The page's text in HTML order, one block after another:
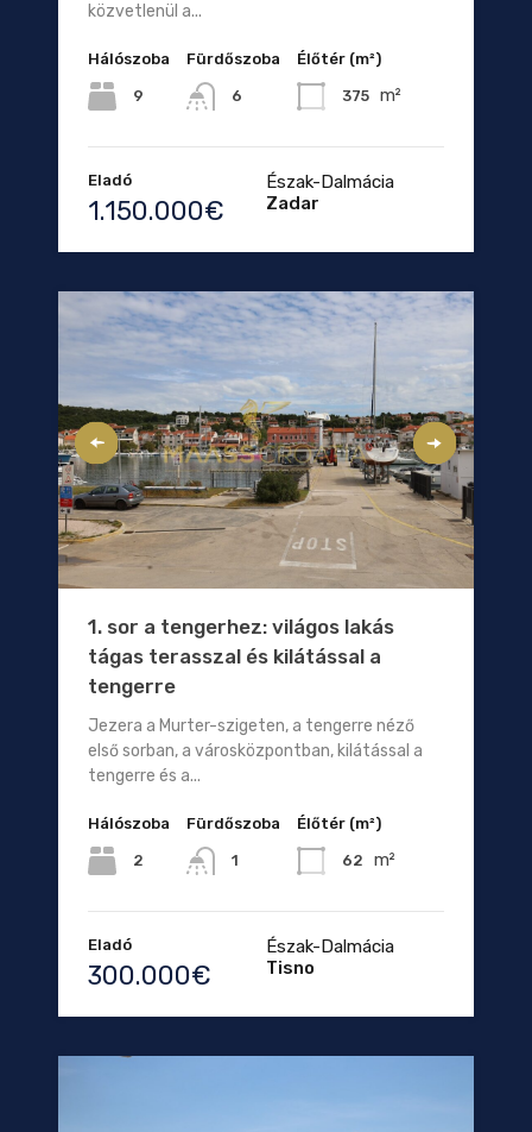
közvetlenül a...
Hálószoba
9
Fürdőszoba
6
Élőtér (m²)
375 m²
Eladó
1.150.000€
Észak-Dalmácia
Zadar
1. sor a tengerhez: világos lakás
tágas terasszal és kilátással a
tengerre
Jezera a Murter-szigeten, a tengerre néző
első sorban, a városközpontban, kilátással a
tengerre és a...
Hálószoba
2
Fürdőszoba
1
Élőtér (m²)
62 m²
Eladó
300.000€
Észak-Dalmácia
Tisno